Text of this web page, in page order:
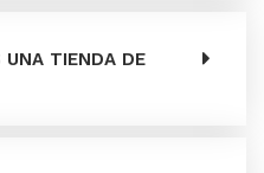
UNA TIENDA DE